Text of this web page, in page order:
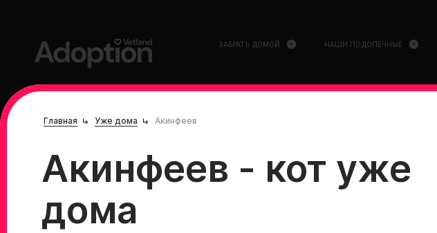
ЗАБРАТЬ ДОМОЙ НАШИ ПОДОПЕЧНЫЕ
Главная
Уже дома Акинфеев
Акинфеев - кот уже
дома